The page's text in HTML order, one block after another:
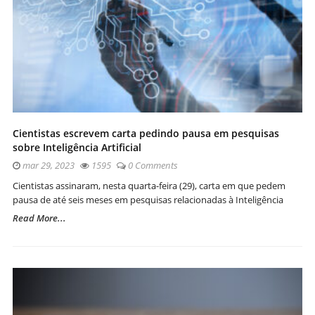
Cientistas escrevem carta pedindo pausa em pesquisas
sobre Inteligência Artificial
mar 29, 2023 1595
0 Comments
Cientistas assinaram, nesta quarta-feira (29), carta em que pedem
pausa de até seis meses em pesquisas relacionadas à Inteligência
Read More...